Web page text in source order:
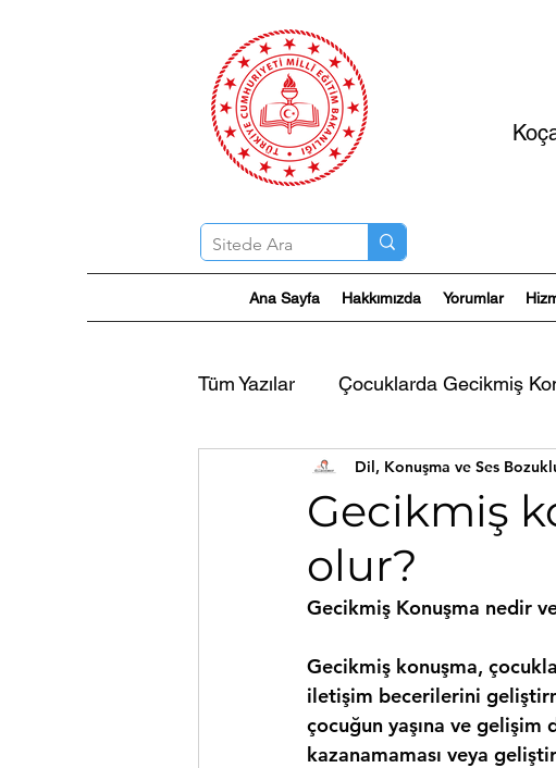
Ana Sayfa Hakkımızda Yorumlar
Tüm Yazılar Çocuklarda Gecikmiş
Akıcı Konuşma Bozukluğu
Gecikmiş
olur?
Dil, Konuşma ve Ses
Gecikmiş Konuşma nedir
Gecikmiş konuşma,
iletişim becerilerini
çocuğun yaşına ve
kazanamaması veya